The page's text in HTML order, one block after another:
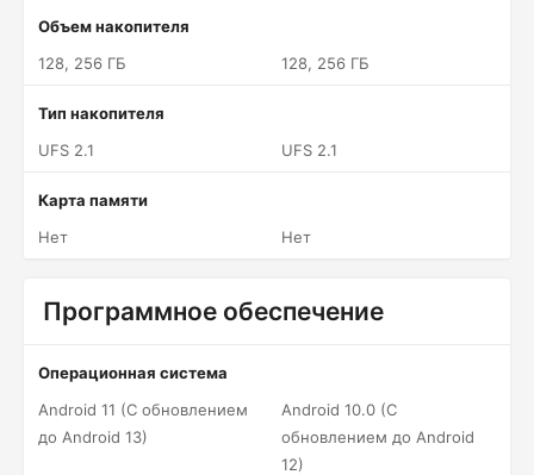
Объем накопителя
128, 256 ГБ
128, 256 ГБ
Тип накопителя
UFS 2.1
UFS 2.1
Карта памяти
Нет
Нет
Программное обеспечение
Операционная система
Android 11 (С обновлением
до Android 13)
Android 10.0 (С
обновлением до Android
12)